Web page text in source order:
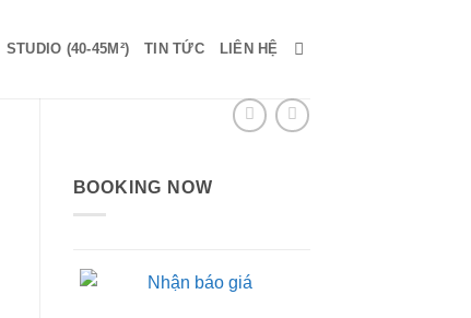
STUDIO (40-45M²) TIN TỨC LIÊN HỆ
BOOKING NOW